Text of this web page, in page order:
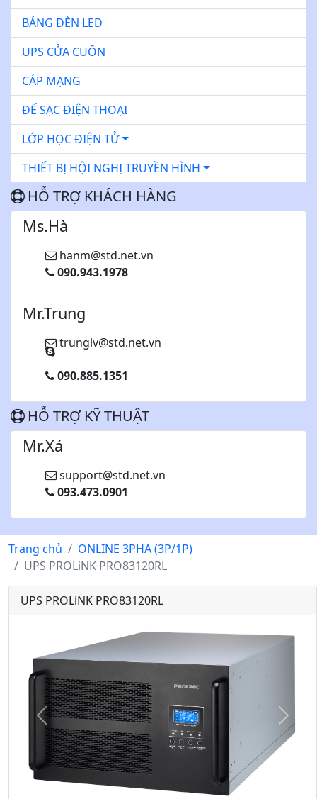
BẢNG ĐÈN LED
UPS CỬA CUỐN
CÁP MẠNG
ĐẾ SẠC ĐIỆN THOẠI
LỚP HỌC ĐIỆN TỬ
THIẾT BỊ HỘI NGHỊ TRUYỀN HÌNH
HỖ TRỢ KHÁCH HÀNG
Ms.Hà
hanm@std.net.vn
090.943.1978
Mr.Trung
trunglv@std.net.vn
090.885.1351
HỖ TRỢ KỸ THUẬT
Mr.Xá
support@std.net.vn
093.473.0901
Trang chủ
ONLINE 3PHA (3P/1P)
UPS PROLiNK PRO83120RL
UPS PROLiNK PRO83120RL
Q
u
y
T
i